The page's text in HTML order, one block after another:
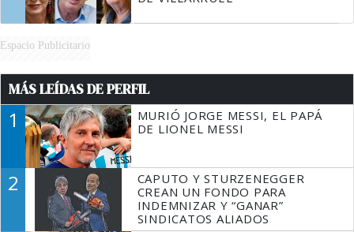
Espacio Publicitario
MÁS LEÍDAS DE PERFIL
1
MURIÓ JORGE MESSI, EL PAPÁ
DE LIONEL MESSI
2
CAPUTO Y STURZENEGGER
CREAN UN FONDO PARA
INDEMNIZAR Y “GANAR”
SINDICATOS ALIADOS